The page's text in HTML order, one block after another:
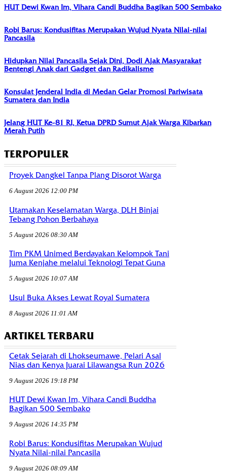
HUT Dewi Kwan Im, Vihara Candi Buddha Bagikan 500 Sembako
Robi Barus: Kondusifitas Merupakan Wujud Nyata Nilai-nilai
Pancasila
Hidupkan Nilai Pancasila Sejak Dini, Dodi Ajak Masyarakat
Bentengi Anak dari Gadget dan Radikalisme
Konsulat Jenderal India di Medan Gelar Promosi Pariwisata
Sumatera dan India
Jelang HUT Ke-81 RI, Ketua DPRD Sumut Ajak Warga Kibarkan
Merah Putih
TERPOPULER
Proyek Dangkel Tanpa Plang Disorot Warga
6 August 2026 12:00 PM
Utamakan Keselamatan Warga, DLH Binjai
Tebang Pohon Berbahaya
5 August 2026 08:30 AM
Tim PKM Unimed Berdayakan Kelompok Tani
Juma Kenjahe melalui Teknologi Tepat Guna
5 August 2026 10:07 AM
Usul Buka Akses Lewat Royal Sumatera
8 August 2026 11:01 AM
ARTIKEL TERBARU
Cetak Sejarah di Lhokseumawe, Pelari Asal
Nias dan Kenya Juarai Lilawangsa Run 2026
9 August 2026 19:18 PM
HUT Dewi Kwan Im, Vihara Candi Buddha
Bagikan 500 Sembako
9 August 2026 14:35 PM
Robi Barus: Kondusifitas Merupakan Wujud
Nyata Nilai-nilai Pancasila
9 August 2026 08:09 AM